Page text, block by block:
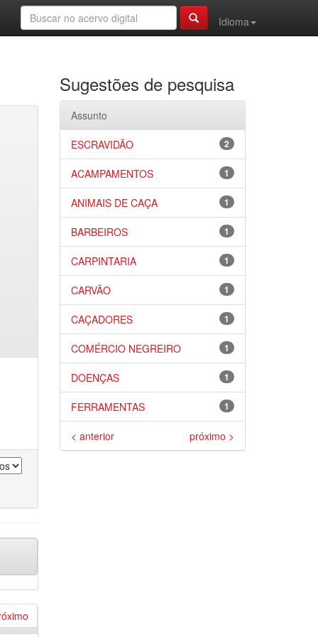
Idioma
Sugestões de pesquisa
Assunto
2
ESCRAVIDÃO
1
ACAMPAMENTOS
1
ANIMAIS DE CAÇA
1
BARBEIROS
1
CARPINTARIA
1
CARVÃO
1
CAÇADORES
1
COMÉRCIO NEGREIRO
1
DOENÇAS
1
FERRAMENTAS
< anterior próximo >